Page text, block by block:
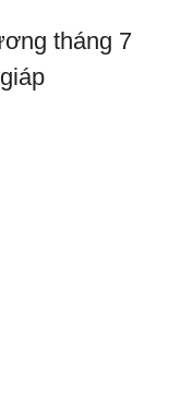
tháng 7